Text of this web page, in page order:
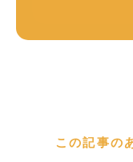
この記事の